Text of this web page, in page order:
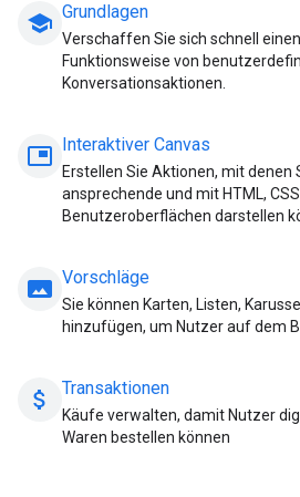
school Grundlagen
Verschaffen Sie sich schnell
Funktionsweise von
Konversationsaktionen.
picture_in_picture Interaktiver Canvas
Erstellen Sie Aktionen, mit denen
ansprechende und mit HTML,
Benutzeroberflächen darstellen
panorama Vorschläge
Sie können Karten, Listen,
hinzufügen, um Nutzer auf dem
attach_money Transaktionen
Käufe verwalten, damit Nutzer
Waren bestellen können